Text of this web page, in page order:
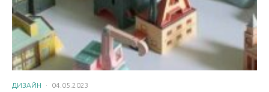
ДИЗАЙН · 04.05.2023